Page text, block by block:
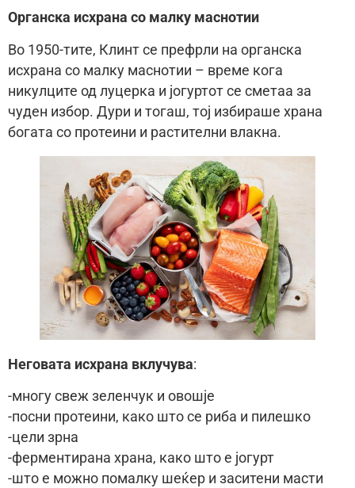
Органска исхрана со малку маснотии
Во 1950-тите, Клинт се префрли на органска
исхрана со малку маснотии – време кога
никулците од луцерка и јогуртот се сметаа за
чуден избор. Дури и тогаш, тој избираше храна
богата со протеини и растителни влакна.
Неговата исхрана вклучува:
-многу свеж зеленчук и овошје
-посни протеини, како што се риба и пилешко
-цели зрна
-ферментирана храна, како што е јогурт
-што е можно помалку шеќер и заситени масти